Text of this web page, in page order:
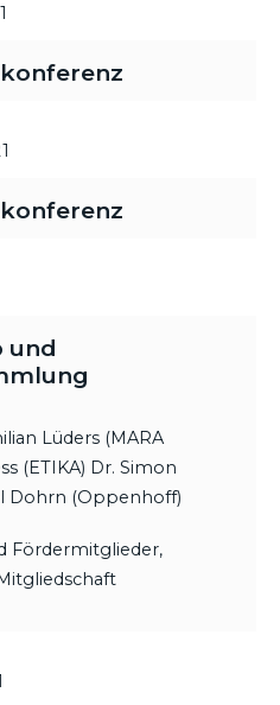
und
Lüders (MARA
(ETIKA) Dr. Simon
Dohrn (Oppenhoff)
Fördermitglieder,